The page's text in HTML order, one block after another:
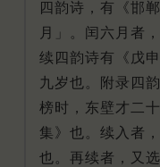
四韵诗，有《邯
月」。闰六月者
续四韵诗有《戊
九岁也。附录四
榜时，东壁才二
集》也。续入者
也。再续者，又